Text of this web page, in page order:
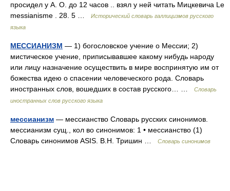
просидел у А. О. до 12 часов .. взял у ней читать Мицкевича Le
messianisme . 28. 5 …
Исторический словарь галлицизмов русского
языка
МЕССИАНИЗМ — 1) богословское учение о Мессии; 2)
мистическое учение, приписывавшее какому нибудь народу
или лицу назначение осуществить в мире воспринятую им от
божества идею о спасении человеческого рода. Словарь
иностранных слов, вошедших в состав русского… …
Словарь
иностранных слов русского языка
мессианизм — мессианство Словарь русских синонимов.
мессианизм сущ., кол во синонимов: 1 • мессианство (1)
Словарь синонимов ASIS. В.Н. Тришин …
Словарь синонимов